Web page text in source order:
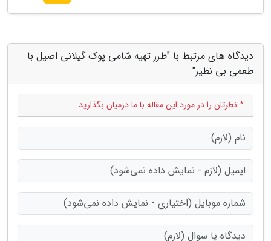
دیدگاه های مرتبط با "طرز تهیه شامی پوک گیلانی اصیل با
طعمی بی نظیر"
* نظرتان را در مورد این مقاله با ما درمیان بگذارید